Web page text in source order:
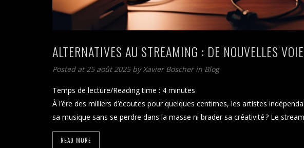
ALTERNATIVES AU STREAMING : DE NOUVELLES
Posted at 25 août 2025 byXavier Boscher in Blog
Temps de lecture/Reading time : 4 minutes
À l’ère des milliers d’écoutes pour quelques centimes, les artistes
sa musique sans se perdre dans la masse ni brader sa créativité ? Le
READ MORE